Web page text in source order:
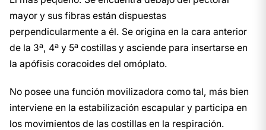
mayor y sus fibras están dispuestas
perpendicularmente a él. Se origina en la cara anterior
de la 3ª, 4ª y 5ª costillas y asciende para insertarse en
la apófisis coracoides del omóplato.
No posee una función movilizadora como tal, más bien
interviene en la estabilización escapular y participa en
los movimientos de las costillas en la respiración.